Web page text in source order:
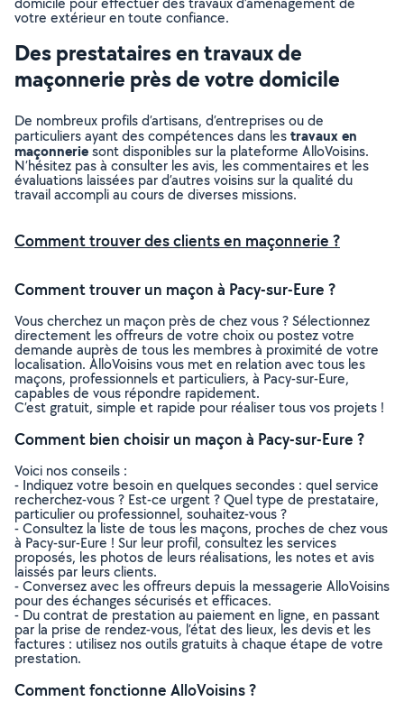
votre extérieur en toute confiance.
Des prestataires en travaux de
maçonnerie près de votre domicile
De nombreux profils d’artisans, d’entreprises ou de
particuliers ayant des compétences dans lestravaux en
maçonneriesont disponibles sur la plateforme AlloVoisins.
N’hésitez pas à consulter les avis, les commentaires et les
évaluations laissées par d’autres voisins sur la qualité du
travail accompli au cours de diverses missions.
Comment trouver des clients en maçonnerie ?
Comment trouver un maçon à Pacy-sur-Eure ?
Vous cherchez un maçon près de chez vous ? Sélectionnez
directement les offreurs de votre choix ou postez votre
demande auprès de tous les membres à proximité de votre
localisation. AlloVoisins vous met en relation avec tous les
maçons, professionnels et particuliers, à Pacy-sur-Eure,
capables de vous répondre rapidement.
C’est gratuit, simple et rapide pour réaliser tous vos projets !
Comment bien choisir un maçon à Pacy-sur-Eure ?
Voici nos conseils :
- Indiquez votre besoin en quelques secondes : quel service
recherchez-vous ? Est-ce urgent ? Quel type de prestataire,
particulier ou professionnel, souhaitez-vous ?
- Consultez la liste de tous les maçons, proches de chez vous
à Pacy-sur-Eure ! Sur leur profil, consultez les services
proposés, les photos de leurs réalisations, les notes et avis
laissés par leurs clients.
- Conversez avec les offreurs depuis la messagerie AlloVoisins
pour des échanges sécurisés et efficaces.
- Du contrat de prestation au paiement en ligne, en passant
par la prise de rendez-vous, l’état des lieux, les devis et les
factures : utilisez nos outils gratuits à chaque étape de votre
prestation.
Comment fonctionne AlloVoisins ?